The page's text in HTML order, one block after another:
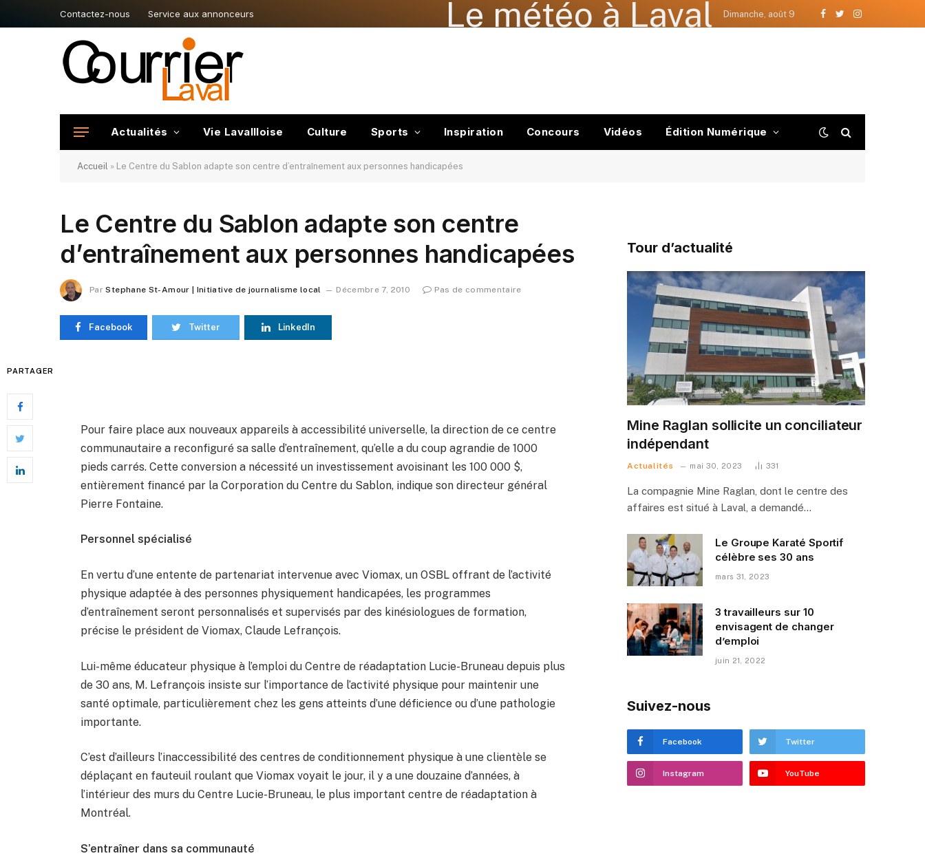
Contactez-nous Service aux annonceurs Le météo à Laval Dimanche, août 9
Facebook
TwitterInstagram
Actualités Vie Lavallloise Culture Sports Inspiration Concours Vidéos Édition Numérique
Accueil » Le Centre du Sablon adapte son centre d’entraînement aux personnes handicapées
Le Centre du Sablon adapte son centre
d’entraînement aux personnes handicapées
Par Stephane St-Amour | Initiative de journalisme local Décembre 7, 2010 Pas de commentaire
Facebook Twitter LinkedIn
PARTAGER
Pour faire place aux nouveaux appareils à accessibilité universelle, la direction de ce centre
communautaire a reconfiguré sa salle d’entraînement, qu’elle a du coup agrandie de 1000
pieds carrés. Cette conversion a nécessité un investissement avoisinant les 100 000 $,
entièrement financé par la Corporation du Centre du Sablon, indique son directeur général
Pierre Fontaine.
Personnel spécialisé
En vertu d’une entente de partenariat intervenue avec Viomax, un OSBL offrant de l’activité
physique adaptée à des personnes physiquement handicapées, les programmes
d’entraînement seront personnalisés et supervisés par des kinésiologues de formation,
précise le président de Viomax, Claude Lefrançois.
Lui-même éducateur physique à l’emploi du Centre de réadaptation Lucie-Bruneau depuis plus
de 30 ans, M. Lefrançois insiste sur l’importance de l’activité physique pour maintenir une
santé optimale, particulièrement chez les gens atteints d’une déficience ou d’une pathologie
importante.
C’est d’ailleurs l’inaccessibilité des centres de conditionnement physique à une clientèle se
déplaçant en fauteuil roulant que Viomax voyait le jour, il y a une douzaine d’années, à
l’intérieur des murs du Centre Lucie-Bruneau, le plus important centre de réadaptation à
Montréal.
S’entraîner dans sa communauté
Tour d’actualité
Mine Raglan sollicite un conciliateur
indépendant
Actualités mai 30, 2023 331
La compagnie Mine Raglan, dont le centre des
affaires est situé à Laval, a demandé…
Le Groupe Karaté Sportif
célèbre ses 30 ans
mars 31, 2023
3 travailleurs sur 10
envisagent de changer
d’emploi
juin 21, 2022
Suivez-nous
Facebook Twitter
Instagram YouTube